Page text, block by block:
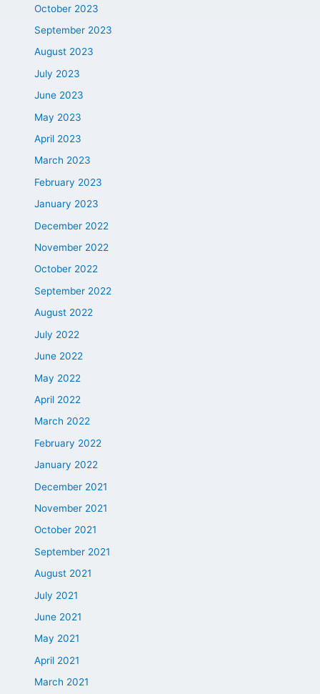
October 2023
September 2023
August 2023
July 2023
June 2023
May 2023
April 2023
March 2023
February 2023
January 2023
December 2022
November 2022
October 2022
September 2022
August 2022
July 2022
June 2022
May 2022
April 2022
March 2022
February 2022
January 2022
December 2021
November 2021
October 2021
September 2021
August 2021
July 2021
June 2021
May 2021
April 2021
March 2021